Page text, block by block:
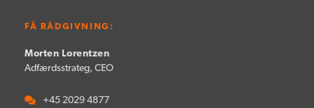
FÅ RÅDGIVNING:
Morten Lorentzen
Adfærdsstrateg, CEO
+45 2029 4877